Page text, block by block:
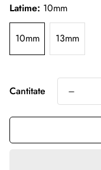
Latime: 10mm
10mm 13mm
Cantitate